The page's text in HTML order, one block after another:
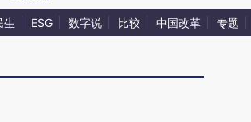
生 ESG 数字说 比较 中国改革 专题